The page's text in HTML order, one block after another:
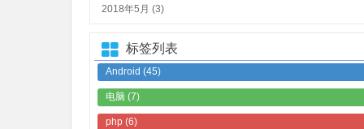
2018年5月 (3)
标签列表
Android (45)
电脑 (7)
php (6)